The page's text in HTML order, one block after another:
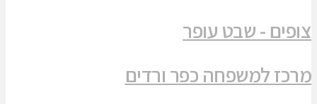
צופים - שבט עופר
מרכז למשפחה כפר ורדים